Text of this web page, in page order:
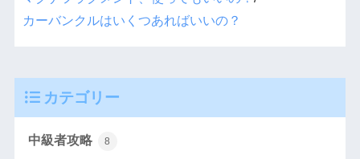
カーバンクルはいくつあればいいの？
カテゴリー
中級者攻略 8